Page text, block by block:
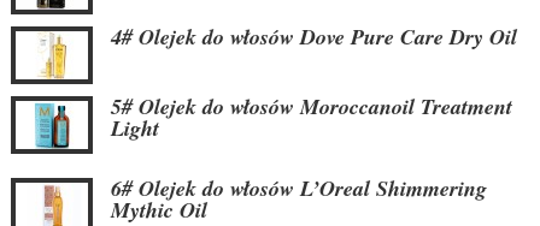
4# Olejek do włosów Dove Pure Care Dry Oil
5# Olejek do włosów Moroccanoil Treatment
Light
6# Olejek do włosów L’Oreal Shimmering
Mythic Oil